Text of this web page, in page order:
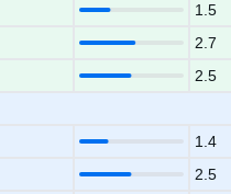
1.5
2.7
2.5
1.4
2.5